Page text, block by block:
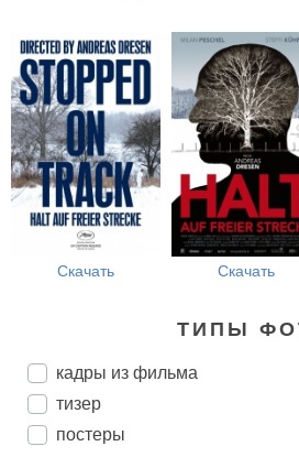
Скачать Скачать
ТИПЫ
кадры из фильма
тизер
постеры